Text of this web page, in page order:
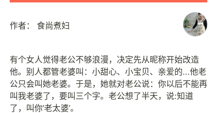
作者： 食尚煮妇
有个女人觉得老公不够浪漫，决定先从昵称开始改造
他。别人都管老婆叫：小甜心、小宝贝、亲爱的...他老
公只会叫她老婆。于是，她就对老公说：你以后不能再
叫我老婆了，要叫三个字。老公想了半天，说:知道
了，叫你‘老太婆’。